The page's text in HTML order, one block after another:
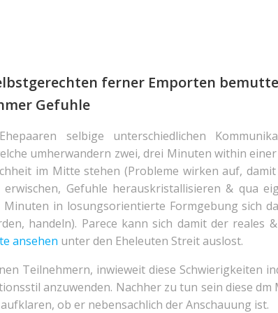
ferner Emporten
Gefuhle
selbige unterschiedlichen
umherwandern zwei, drei Minuten within
im Mitte stehen (Probleme wirken auf,
Gefuhle herauskristallisieren & qua
Minuten in losungsorientierte Formgebung sich
handeln). Parece kann sich damit der reales
ansehen unter den Eheleuten Streit auslost.
Teilnehmern, inwieweit diese Schwierigkeiten
anzuwenden. Nachher zu tun sein diese dm
ob er nebensachlich der Anschauung ist.